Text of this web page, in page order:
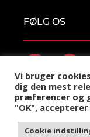
FØLG OS
Designet
Vi bruger
dig den mest
præferencer og
"OK", accepterer
Cookie